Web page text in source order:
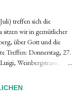
treffen sich die
sitzen wir in gemütlicher
über Gott und die
Treffen: Donnerstag, 27.
Weinbergstrasse 26,